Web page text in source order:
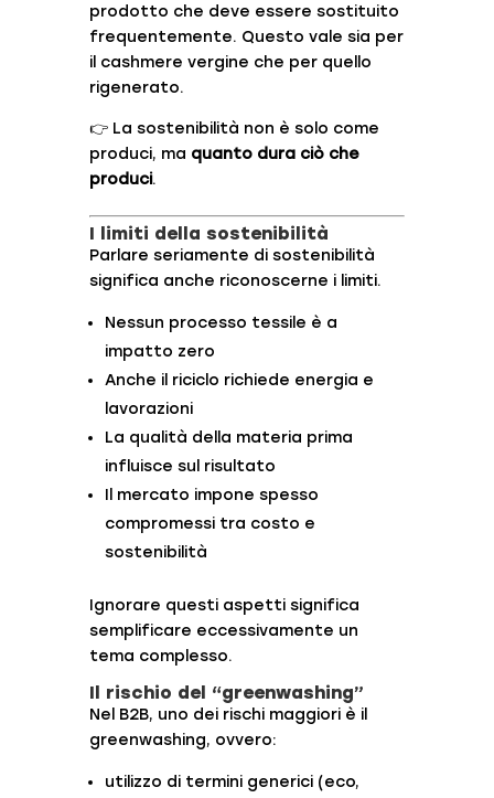
prodotto che deve essere sostituito
frequentemente. Questo vale sia per
il cashmere vergine che per quello
rigenerato.
👉 La sostenibilità non è solo come
produci, ma quanto dura ciò che
produci.
I limiti della sostenibilità
Parlare seriamente di sostenibilità
significa anche riconoscerne i limiti.
Nessun processo tessile è a
impatto zero
Anche il riciclo richiede energia e
lavorazioni
La qualità della materia prima
influisce sul risultato
Il mercato impone spesso
compromessi tra costo e
sostenibilità
Ignorare questi aspetti significa
semplificare eccessivamente un
tema complesso.
Il rischio del “greenwashing”
Nel B2B, uno dei rischi maggiori è il
greenwashing, ovvero:
utilizzo di termini generici (eco,